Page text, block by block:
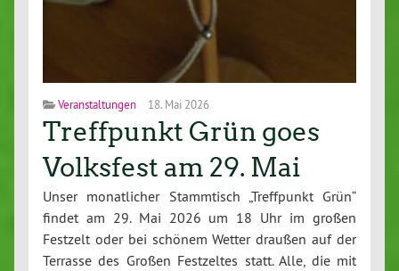
Veranstaltungen 18. Mai 2026
Treffpunkt Grün goes
Volksfest am 29. Mai
Unser monatlicher Stammtisch „Treffpunkt Grün“
findet am 29. Mai 2026 um 18 Uhr im großen
Festzelt oder bei schönem Wetter draußen auf der
Terrasse des Großen Festzeltes statt. Alle, die mit